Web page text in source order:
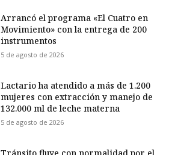
Arrancó el programa «El Cuatro en
Movimiento» con la entrega de 200
instrumentos
5 de agosto de 2026
Lactario ha atendido a más de 1.200
mujeres con extracción y manejo de
132.000 ml de leche materna
5 de agosto de 2026
Tránsito fluye con normalidad por el